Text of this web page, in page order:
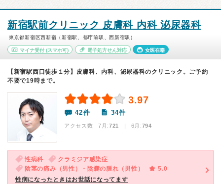
新宿駅前クリニック 皮膚科 内科 泌尿器科
東京都新宿区西新宿（新宿駅、都庁前駅、西新宿駅）
マイナ受付 (スマホ可) 電子処方せん対応 女医在籍
【新宿駅西口徒歩１分】皮膚科、内科、泌尿器科のクリニック。ご予約
不要で19時まで。
3.97
42件 34件
アクセス数 7月:721 | 6月:794
性病科
クラミジア感染症
陰茎の痛み（男性）・陰嚢の腫れ（男性）
5.0
性病になったときはお世話になってます